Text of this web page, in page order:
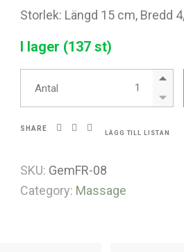
Storlek: Längd 15 cm, Bredd
I lager (137 st)
Antal
Ädelstens
SHARE
LÄGG TILL LISTAN
SKU: GemFR-08
Category: Massage